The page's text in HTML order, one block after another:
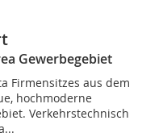
Gewerbegebiet
Firmensitzes aus dem
hochmoderne
Verkehrstechnisch